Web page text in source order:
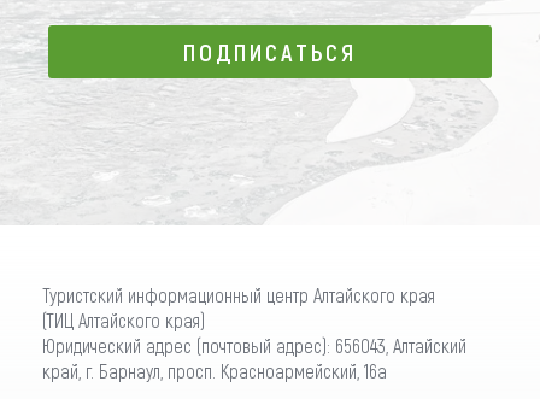
ПОДПИСАТЬСЯ
ПОДПИСАТЬСЯ
Туристский информационный центр Алтайского края
(ТИЦ Алтайского края)
Юридический адрес (почтовый адрес): 656043, Алтайский
край, г. Барнаул, просп. Красноармейский, 16а